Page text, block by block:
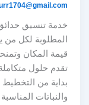
خدمة تنسيق
المطلوبة لكل
قيمة المكان
تقدم حلول
بداية من التخطيط
والنباتات